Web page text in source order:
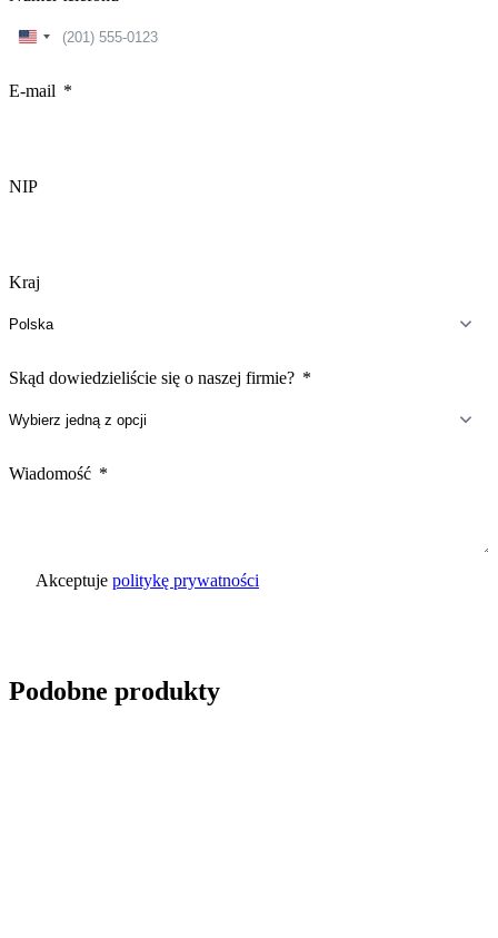
United
E-mail
NIP
Kraj
Skąd dowiedzieliście się o naszej firmie?
Wiadomość
Akceptuje politykę prywatności
Podobne produkty